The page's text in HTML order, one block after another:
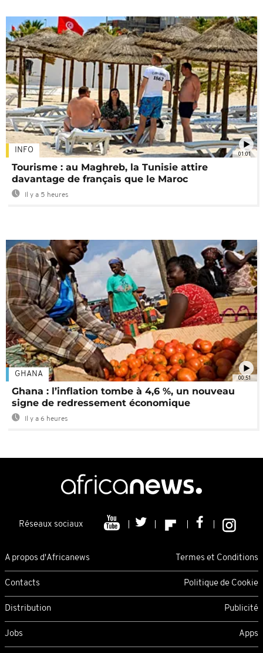
01:01
INFO
Tourisme : au Maghreb, la Tunisie attire
davantage de français que le Maroc
Il y a 5 heures
00:51
GHANA
Ghana : l’inflation tombe à 4,6 %, un nouveau
signe de redressement économique
Il y a 6 heures
Réseaux sociaux
A propos d'Africanews Termes et Conditions
Contacts Politique de Cookie
Distribution Publicité
Jobs Apps